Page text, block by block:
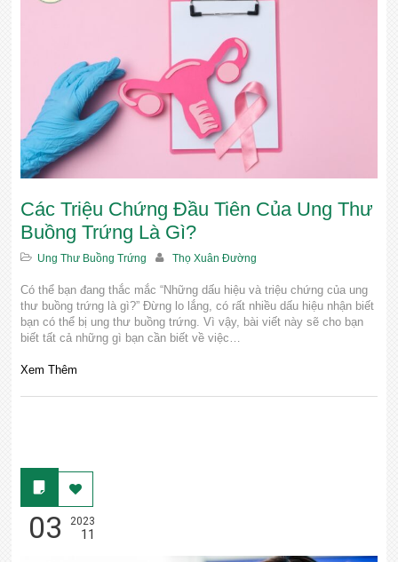
Các Triệu Chứng Đầu Tiên Của Ung Thư
Buồng Trứng Là Gì?
Ung Thư Buồng Trứng Thọ Xuân Đường
Có thể bạn đang thắc mắc “Những dấu hiệu và triệu chứng của ung
thư buồng trứng là gì?” Đừng lo lắng, có rất nhiều dấu hiệu nhận biết
bạn có thể bị ung thư buồng trứng. Vì vậy, bài viết này sẽ cho bạn
biết tất cả những gì bạn cần biết về việc…
Xem Thêm
03 2023
11